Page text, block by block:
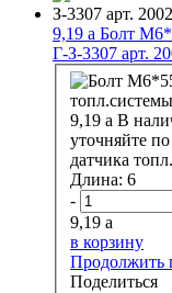
9,19 a Болт
Г-З-3307 арт.
9,19 a В
уточняйте
Длина: 6
-
9,19 a
в корзину
Продолжить
Поделиться